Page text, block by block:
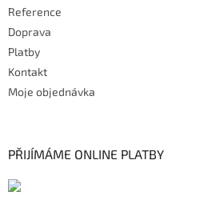
Reference
Doprava
Platby
Kontakt
Moje objednávka
PŘIJÍMÁME ONLINE PLATBY